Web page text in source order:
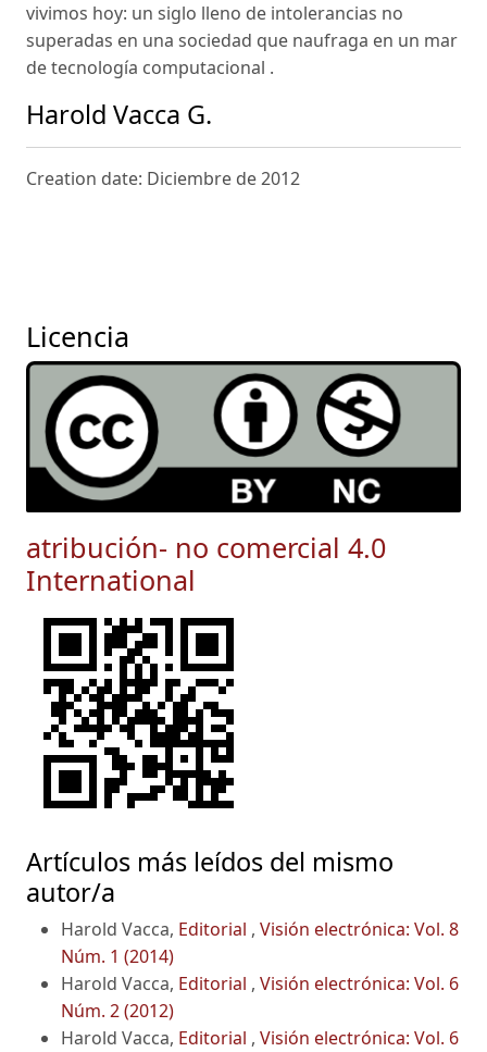
vivimos hoy: un siglo lleno de intolerancias no
superadas en una sociedad que naufraga en un mar
de tecnología computacional .
Harold Vacca G.
Creation date: Diciembre de 2012
Licencia
atribución- no comercial 4.0
International
Artículos más leídos del mismo
autor/a
Harold Vacca, Editorial , Visión electrónica: Vol. 8
Núm. 1 (2014)
Harold Vacca, Editorial , Visión electrónica: Vol. 6
Núm. 2 (2012)
Harold Vacca, Editorial , Visión electrónica: Vol. 6